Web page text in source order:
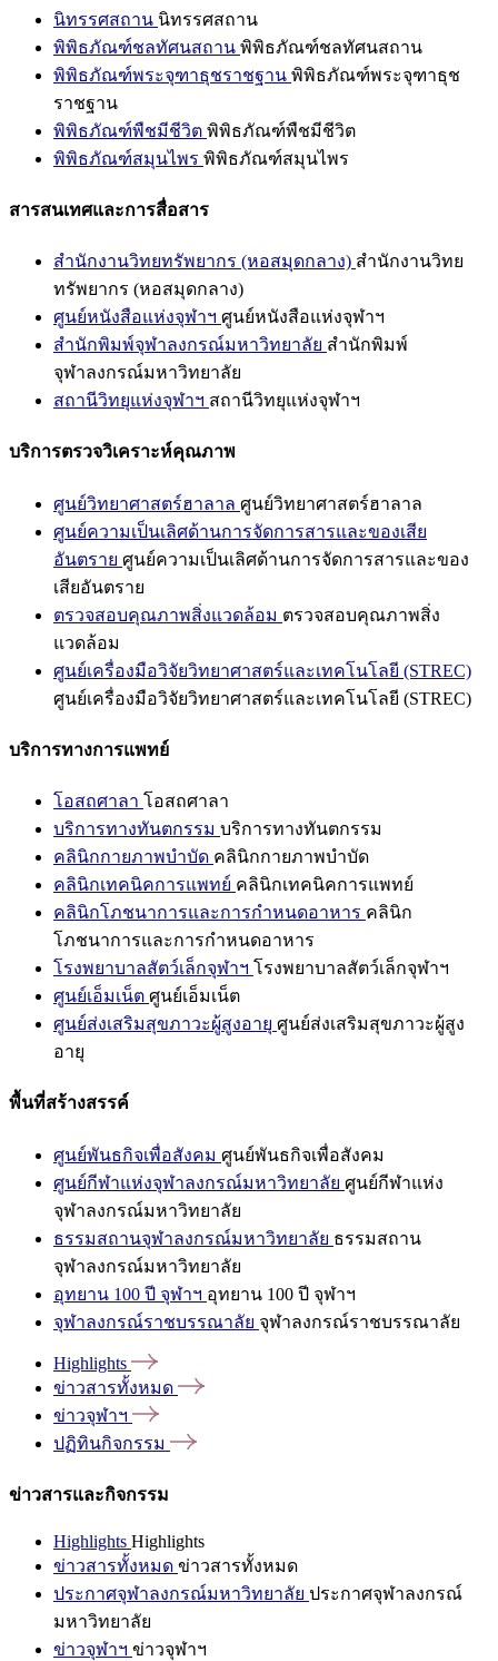
นิทรรศสถาน นิทรรศสถาน
พิพิธภัณฑ์ชลทัศนสถาน พิพิธภัณฑ์ชลทัศนสถาน
พิพิธภัณฑ์พระจุฑาธุชราชฐาน พิพิธภัณฑ์พระจุฑาธุช
ราชฐาน
พิพิธภัณฑ์พืชมีชีวิต พิพิธภัณฑ์พืชมีชีวิต
พิพิธภัณฑ์สมุนไพร พิพิธภัณฑ์สมุนไพร
สารสนเทศและการสื่อสาร
สำนักงานวิทยทรัพยากร (หอสมุดกลาง) สำนักงานวิทย
ทรัพยากร (หอสมุดกลาง)
ศูนย์หนังสือแห่งจุฬาฯ ศูนย์หนังสือแห่งจุฬาฯ
สำนักพิมพ์จุฬาลงกรณ์มหาวิทยาลัย สำนักพิมพ์
จุฬาลงกรณ์มหาวิทยาลัย
สถานีวิทยุแห่งจุฬาฯ สถานีวิทยุแห่งจุฬาฯ
บริการตรวจวิเคราะห์คุณภาพ
ศูนย์วิทยาศาสตร์ฮาลาล ศูนย์วิทยาศาสตร์ฮาลาล
ศูนย์ความเป็นเลิศด้านการจัดการสารและของเสีย
อันตราย ศูนย์ความเป็นเลิศด้านการจัดการสารและของ
เสียอันตราย
ตรวจสอบคุณภาพสิ่งแวดล้อม ตรวจสอบคุณภาพสิ่ง
แวดล้อม
ศูนย์เครื่องมือวิจัยวิทยาศาสตร์และเทคโนโลยี (STREC)
ศูนย์เครื่องมือวิจัยวิทยาศาสตร์และเทคโนโลยี (STREC)
บริการทางการแพทย์
โอสถศาลา โอสถศาลา
บริการทางทันตกรรม บริการทางทันตกรรม
คลินิกกายภาพบำบัด คลินิกกายภาพบำบัด
คลินิกเทคนิคการแพทย์ คลินิกเทคนิคการแพทย์
คลินิกโภชนาการและการกำหนดอาหาร คลินิก
โภชนาการและการกำหนดอาหาร
โรงพยาบาลสัตว์เล็กจุฬาฯ โรงพยาบาลสัตว์เล็กจุฬาฯ
ศูนย์เอ็มเน็ต ศูนย์เอ็มเน็ต
ศูนย์ส่งเสริมสุขภาวะผู้สูงอายุ ศูนย์ส่งเสริมสุขภาวะผู้สูง
อายุ
พื้นที่สร้างสรรค์
ศูนย์พันธกิจเพื่อสังคม ศูนย์พันธกิจเพื่อสังคม
ศูนย์กีฬาแห่งจุฬาลงกรณ์มหาวิทยาลัย ศูนย์กีฬาแห่ง
จุฬาลงกรณ์มหาวิทยาลัย
ธรรมสถานจุฬาลงกรณ์มหาวิทยาลัย ธรรมสถาน
จุฬาลงกรณ์มหาวิทยาลัย
อุทยาน 100 ปี จุฬาฯ อุทยาน 100 ปี จุฬาฯ
จุฬาลงกรณ์ราชบรรณาลัย จุฬาลงกรณ์ราชบรรณาลัย
Highlights
ข่าวสารทั้งหมด
ข่าวจุฬาฯ
ปฏิทินกิจกรรม
ข่าวสารและกิจกรรม
Highlights Highlights
ข่าวสารทั้งหมด ข่าวสารทั้งหมด
ประกาศจุฬาลงกรณ์มหาวิทยาลัย ประกาศจุฬาลงกรณ์
มหาวิทยาลัย
ข่าวจุฬาฯ ข่าวจุฬาฯ